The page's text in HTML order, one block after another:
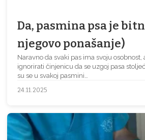
Da, pasmina psa je
njegovo ponašanje)
Naravno da svaki pas ima svoju
ignorirati činjenicu da se uzgoj pasa
su se u svakoj pasmini…
24.11.2025